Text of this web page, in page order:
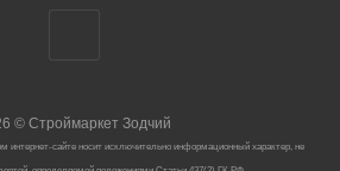
©Строймаркет Зодчий
сайте носит исключительно информационный характер, не